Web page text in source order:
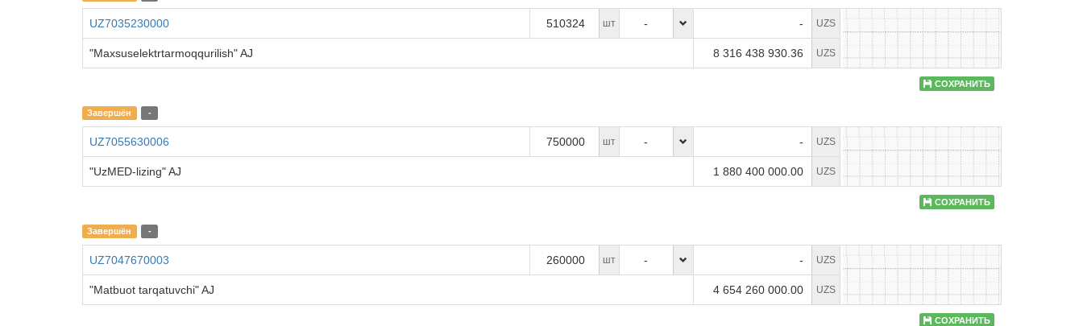
UZ7035230000 510324 шт - - UZS
"Maxsuselektrtarmoqqurilish" AJ 8 316 438 930.36 UZS
СОХРАНИТЬ
Завершён -
UZ7055630006 750000 шт - - UZS
"UzMED-lizing" AJ 1 880 400 000.00 UZS
СОХРАНИТЬ
Завершён -
UZ7047670003 260000 шт - - UZS
"Matbuot tarqatuvchi" AJ 4 654 260 000.00 UZS
СОХРАНИТЬ